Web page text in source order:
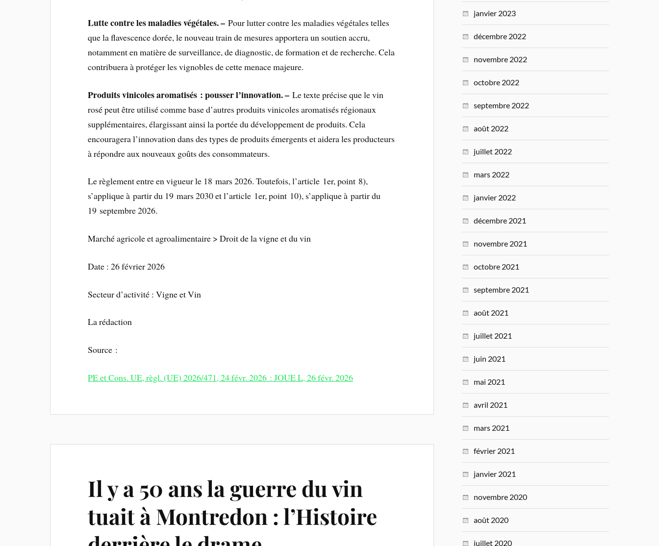
Lutte contre les maladies végétales. – Pour lutter contre les maladies végétales telles
que la flavescence dorée, le nouveau train de mesures apportera un soutien accru,
notamment en matière de surveillance, de diagnostic, de formation et de recherche. Cela
contribuera à protéger les vignobles de cette menace majeure.
Produits vinicoles aromatisés : pousser l’innovation. – Le texte précise que le vin
rosé peut être utilisé comme base d’autres produits vinicoles aromatisés régionaux
supplémentaires, élargissant ainsi la portée du développement de produits. Cela
encouragera l’innovation dans des types de produits émergents et aidera les producteurs
à répondre aux nouveaux goûts des consommateurs.
Le règlement entre en vigueur le 18 mars 2026. Toutefois, l’article 1er, point 8),
s’applique à partir du 19 mars 2030 et l’article 1er, point 10), s’applique à partir du
19 septembre 2026.
Marché agricole et agroalimentaire > Droit de la vigne et du vin
Date : 26 février 2026
Secteur d’activité : Vigne et Vin
La rédaction
Source :
PE et Cons. UE, règl. (UE) 2026/471, 24 févr. 2026 : JOUE L, 26 févr. 2026
Il y a 50 ans la guerre du vin
tuait à Montredon : l’Histoire
janvier 2023
décembre 2022
novembre 2022
octobre 2022
septembre 2022
août 2022
juillet 2022
mars 2022
janvier 2022
décembre 2021
novembre 2021
octobre 2021
septembre 2021
août 2021
juillet 2021
juin 2021
mai 2021
avril 2021
mars 2021
février 2021
janvier 2021
novembre 2020
août 2020
juillet 2020